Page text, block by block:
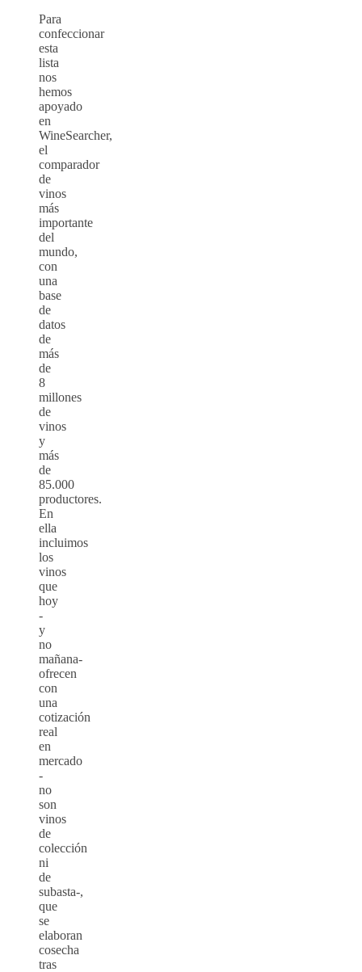
Para
confeccionar
esta
lista
nos
hemos
apoyado
en
WineSearcher,
el
comparador
de
vinos
más
importante
del
mundo,
con
una
base
de
datos
de
más
de
8
millones
de
vinos
y
más
de
85.000
productores.
En
ella
incluimos
los
vinos
que
hoy
-
y
no
mañana-
ofrecen
con
una
cotización
real
en
mercado
-
no
son
vinos
de
colección
ni
de
subasta-,
que
se
elaboran
cosecha
tras